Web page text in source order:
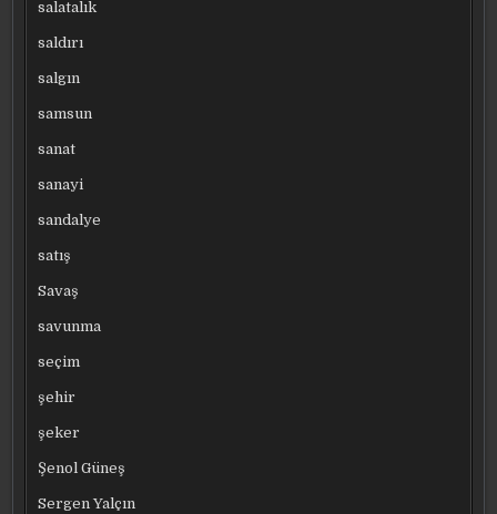
salatalık
saldırı
salgın
samsun
sanat
sanayi
sandalye
satış
Savaş
savunma
seçim
şehir
şeker
Şenol Güneş
Sergen Yalçın